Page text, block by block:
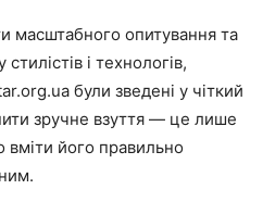
масштабного опитування та
і технологів,
були зведені у чіткий
зручне взуття — це лише
його правильно